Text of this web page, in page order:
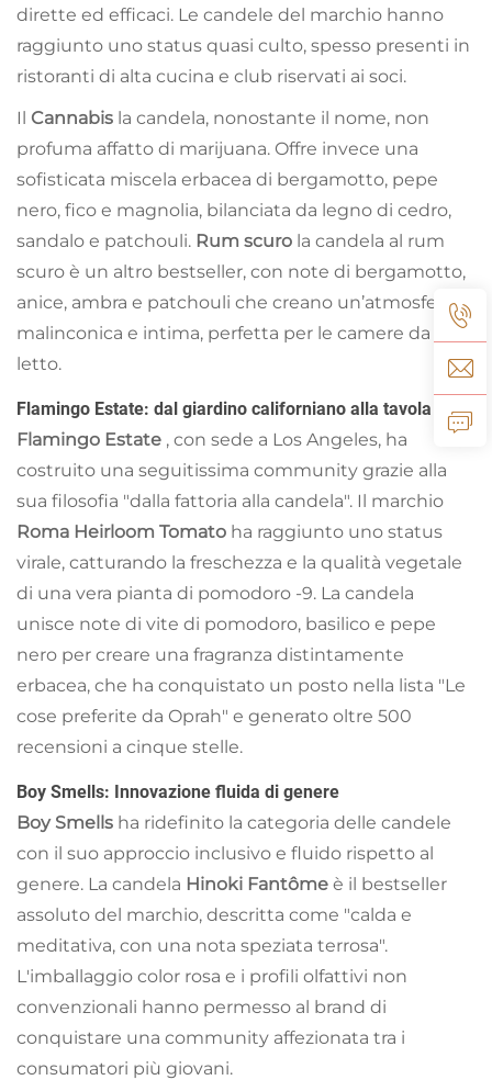
dirette ed efficaci. Le candele del marchio hanno
raggiunto uno status quasi culto, spesso presenti in
ristoranti di alta cucina e club riservati ai soci.
Il Cannabis la candela, nonostante il nome, non
profuma affatto di marijuana. Offre invece una
sofisticata miscela erbacea di bergamotto, pepe
nero, fico e magnolia, bilanciata da legno di cedro,
sandalo e patchouli. Rum scuro la candela al rum
scuro è un altro bestseller, con note di bergamotto,
anice, ambra e patchouli che creano un’atmosfera
malinconica e intima, perfetta per le camere da
letto.
Flamingo Estate: dal giardino californiano alla tavola
Flamingo Estate , con sede a Los Angeles, ha
costruito una seguitissima community grazie alla
sua filosofia "dalla fattoria alla candela". Il marchio
Roma Heirloom Tomato ha raggiunto uno status
virale, catturando la freschezza e la qualità vegetale
di una vera pianta di pomodoro -9. La candela
unisce note di vite di pomodoro, basilico e pepe
nero per creare una fragranza distintamente
erbacea, che ha conquistato un posto nella lista "Le
cose preferite da Oprah" e generato oltre 500
recensioni a cinque stelle.
Boy Smells: Innovazione fluida di genere
Boy Smells ha ridefinito la categoria delle candele
con il suo approccio inclusivo e fluido rispetto al
genere. La candela Hinoki Fantôme è il bestseller
assoluto del marchio, descritta come "calda e
meditativa, con una nota speziata terrosa".
L'imballaggio color rosa e i profili olfattivi non
convenzionali hanno permesso al brand di
conquistare una community affezionata tra i
consumatori più giovani.